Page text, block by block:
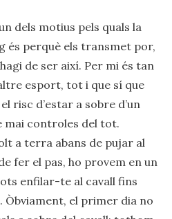
dels motius pels quals la
és perquè els transmet por,
de ser així. Per mi és tan
esport, tot i que sí que
risc d’estar a sobre d’un
mai controles del tot.
a terra abans de pujar al
fer el pas, ho provem en un
enfilar-te al cavall fins
el primer dia no